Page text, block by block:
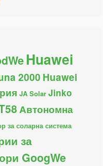
Huawei
2000 Huawei
JA Solar Jinko
Автономна
за соларна система
за
GoogWe